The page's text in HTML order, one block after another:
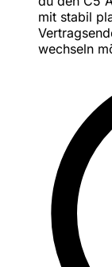
mit stabil
wechseln